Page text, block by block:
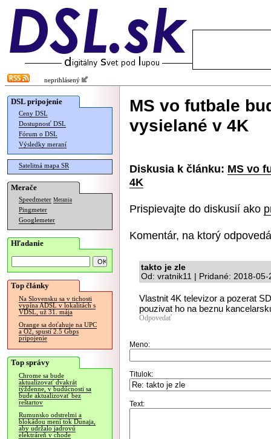
neprihlásený
DSL pripojenie
Ceny DSL
Dostupnosť DSL
Fórum o DSL
Výsledky meraní
Satelitná mapa SR
Merače
Speedmeter Merania
Pingmeter
Googlemeter
Hľadanie
Top články
Na Slovensku sa v tichosti
vypína ADSL v lokalitách s
VDSL, už 31. mája
Orange sa doťahuje na UPC
a O2, spustí 2.5 Gbps
pripojenie
Top správy
Chrome sa bude
aktualizovať dvakrát
týždenne, v budúcnosti sa
bude aktualizovať bez
reštartov
Rumunsko odstrelmi a
blokádou mení tok Dunaja,
aby udržalo jadrovú
elektráreň v chode
MS vo futbale
vysielané v 4K
Diskusia k článku: MS vo
4K
Prispievajte do diskusií ako
Komentár, na ktorý
takto je zle
Od: vratnik11 | Pridané: 2018-05-
Vlastnit 4K televizor a pozerat
pouzivat ho na beznu
Odpovedať
Meno:
Titulok:
Text: